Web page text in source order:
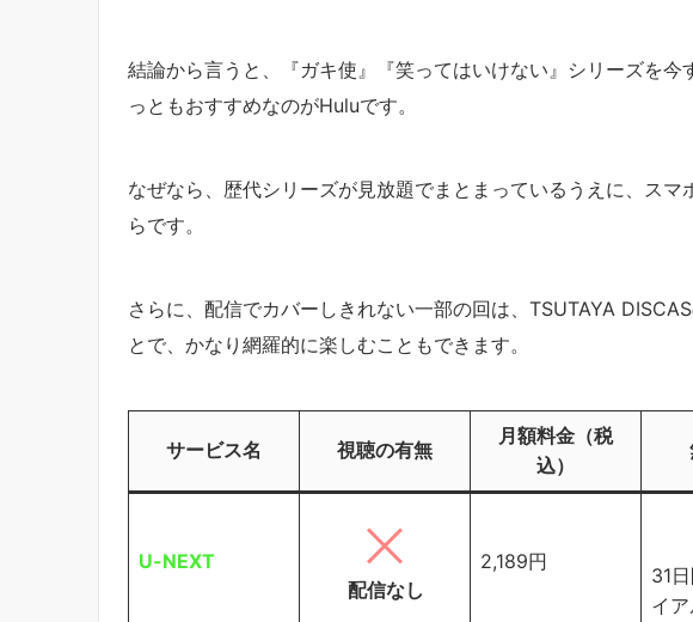
結論から言うと、『ガキ使』『笑ってはいけない』シリーズを今
っともおすすめなのがHuluです。
なぜなら、歴代シリーズが見放題でまとまっているうえに、ス
らです。
さらに、配信でカバーしきれない一部の回は、TSUTAYA
とで、かなり網羅的に楽しむこともできます。
サービス名 視聴の有無
月額料金（税
込）
U-NEXT
配信なし
2,189円
31
イ